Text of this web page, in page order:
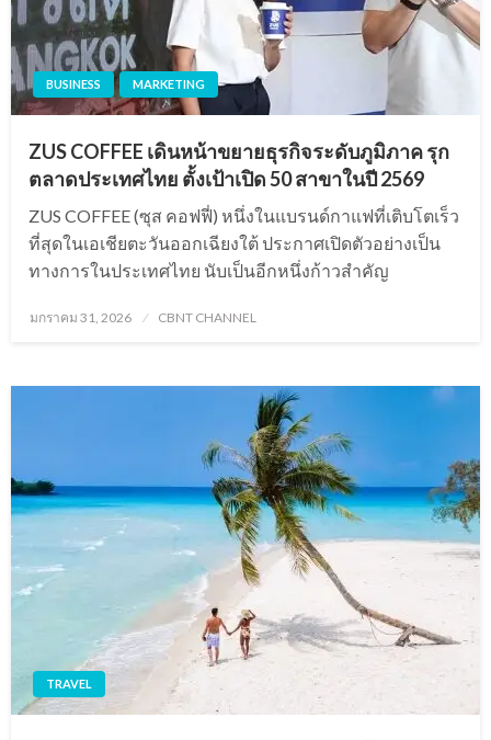
BUSINESS MARKETING
ZUS COFFEE เดินหน้าขยายธุรกิจระดับภูมิภาค รุก
ตลาดประเทศไทย ตั้งเป้าเปิด 50 สาขาในปี 2569
ZUS COFFEE (ซุส คอฟฟี่) หนึ่งในแบรนด์กาแฟที่เติบโตเร็ว
ที่สุดในเอเชียตะวันออกเฉียงใต้ ประกาศเปิดตัวอย่างเป็น
ทางการในประเทศไทย นับเป็นอีกหนึ่งก้าวสำคัญ
Posted
มกราคม 31, 2026 CBNT CHANNEL
TRAVEL